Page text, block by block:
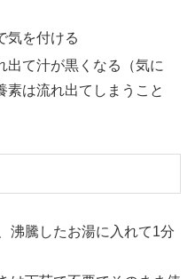
気を付ける
出て汁が黒くなる（気に
素は流れ出てしまうこと
沸騰したお湯に入れて1分